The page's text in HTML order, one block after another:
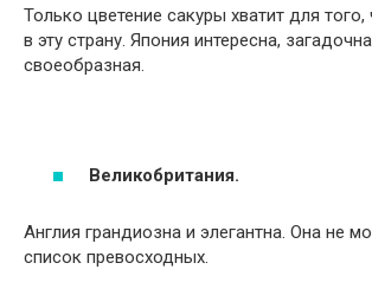
Только цветение сакуры хватит для
в эту страну. Япония интересна,
своеобразная.
Великобритания.
Англия грандиозна и элегантна. Она не
список превосходных.